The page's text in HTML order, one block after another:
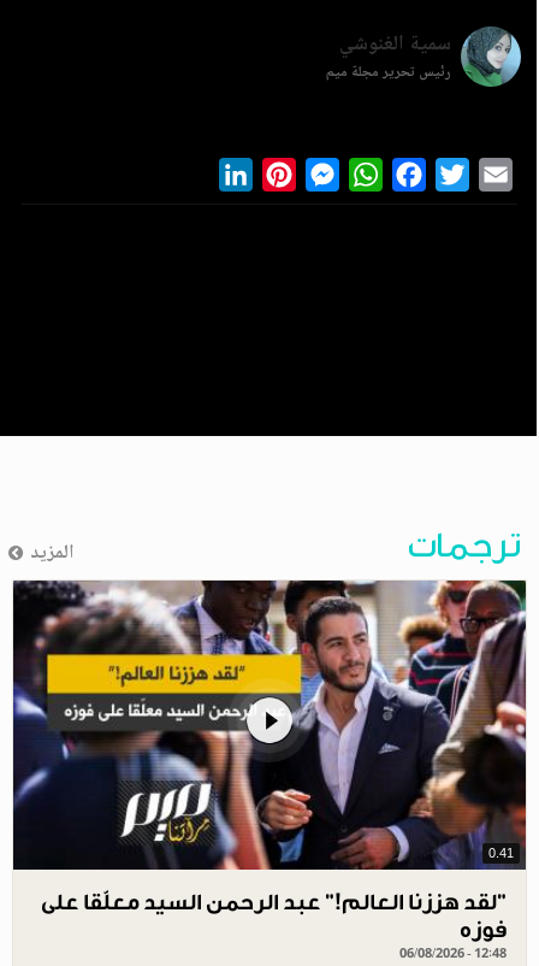
سمية الغنوشي
رئيس تحرير مجلة ميم
LinkedInPinterestMessengerWhatsAppFacebook
Twitter
ترجمات المزيد
0.41
”لقد هززنا العالم!” عبد الرحمن السيد معلّقا على
فوزه
06/08/2026 - 12:48